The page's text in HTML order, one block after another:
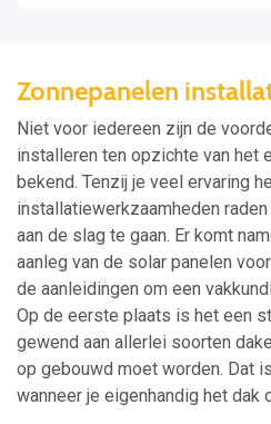
Zonnepanelen
Niet voor iedereen zijn de
installeren ten opzichte van het
bekend. Tenzij je veel ervaring
installatiewerkzaamheden
aan de slag te gaan. Er komt
aanleg van de solar panelen
de aanleidingen om een
Op de eerste plaats is het een
gewend aan allerlei soorten
op gebouwd moet worden. Dat
wanneer je eigenhandig het dak